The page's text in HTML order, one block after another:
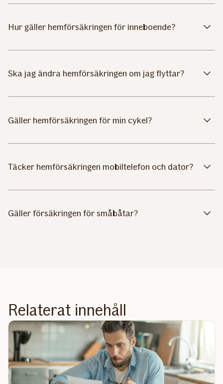
Hur gäller hemförsäkringen för inneboende?
Ska jag ändra hemförsäkringen om jag flyttar?
Gäller hemförsäkringen för min cykel?
Täcker hemförsäkringen mobiltelefon och dator?
Gäller försäkringen för småbåtar?
Relaterat innehåll